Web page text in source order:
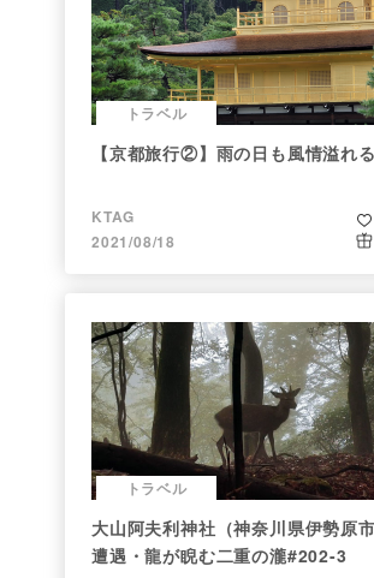
トラベル
【京都旅行②】雨の日も風情溢れ
KTAG
2021/08/18
トラベル
大山阿夫利神社（神奈川県伊勢原
遭遇・龍が睨む二重の瀧#202-3